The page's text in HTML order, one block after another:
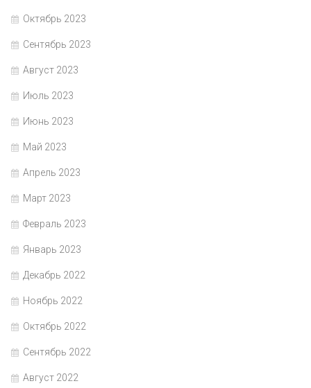
Октябрь 2023
Сентябрь 2023
Август 2023
Июль 2023
Июнь 2023
Май 2023
Апрель 2023
Март 2023
Февраль 2023
Январь 2023
Декабрь 2022
Ноябрь 2022
Октябрь 2022
Сентябрь 2022
Август 2022